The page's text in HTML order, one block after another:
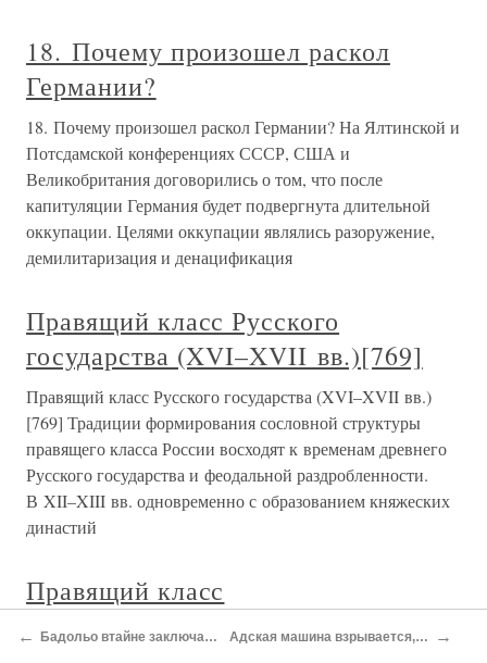
18. Почему произошел раскол
Германии?
18. Почему произошел раскол Германии? На Ялтинской и
Потсдамской конференциях СССР, США и
Великобритания договорились о том, что после
капитуляции Германия будет подвергнута длительной
оккупации. Целями оккупации являлись разоружение,
демилитаризация и денацификация
Правящий класс Русского
государства (XVI–XVII вв.)[769]
Правящий класс Русского государства (XVI–XVII вв.)
[769] Традиции формирования сословной структуры
правящего класса России восходят к временам древнего
Русского государства и феодальной раздробленности.
В XII–XIII вв. одновременно с образованием княжеских
династий
Правящий класс
Правящий класс События Смутного времени не только
← Бадольо втайне заключает перемирие Адская машина взрывается, но Гитлер жив →